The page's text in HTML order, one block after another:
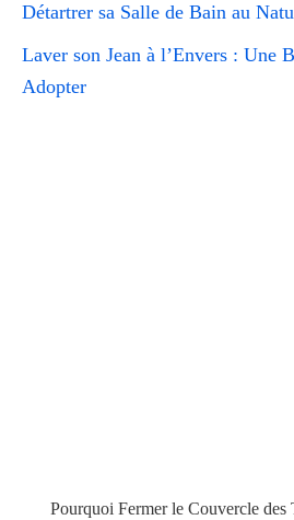
Détartrer sa Salle de Bain au
Laver son Jean à l’Envers : Une
Adopter
Pourquoi Fermer le Couvercle des